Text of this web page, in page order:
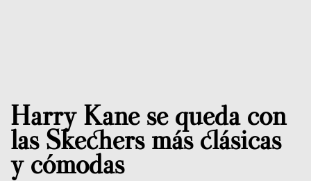
Harry Kane se queda con
las Skechers más clásicas
y cómodas